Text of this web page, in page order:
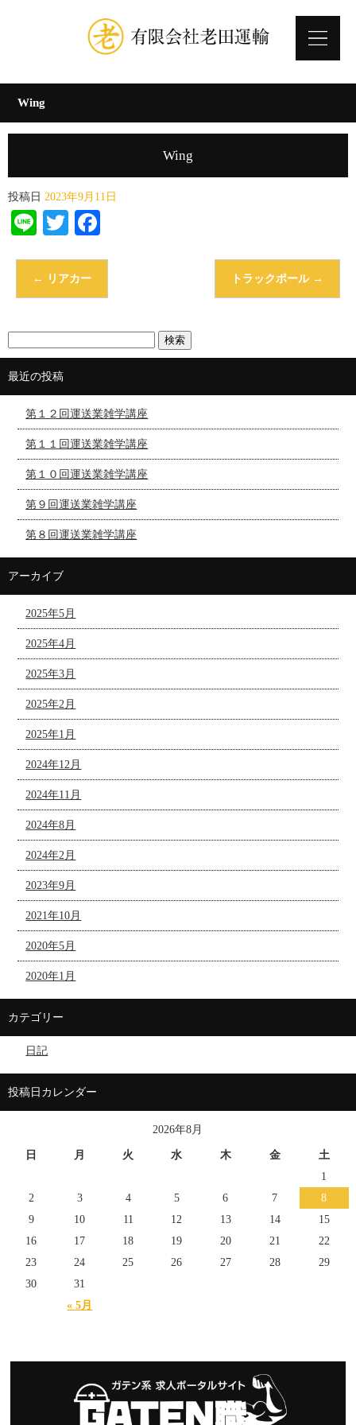
Wing
Wing
投稿日 2023年9月11日
LineTwitter
← リアカー トラックポール →
最近の投稿
第１２回運送業雑学講座
第１１回運送業雑学講座
第１０回運送業雑学講座
第９回運送業雑学講座
第８回運送業雑学講座
アーカイブ
2025年5月
2025年4月
2025年3月
2025年2月
2025年1月
2024年12月
2024年11月
2024年8月
2024年2月
2023年9月
2021年10月
2020年5月
2020年1月
カテゴリー
日記
投稿日カレンダー
2026年8月
日 月 火 水 木 金 土
« 5月
1
2
3 4 5 6 7
8
9
10 11 12 13 14
15
16
17 18 19 20 21
22
23
24 25 26 27 28
29
30
31